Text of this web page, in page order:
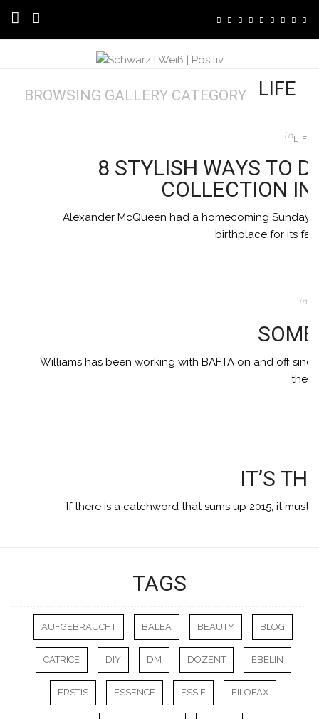
ÜBER MICH
STUDENTEN ABC | GLOSSAR
BROWSING GALLERY CATEGORY LIFE
inLIFE
8 STYLISH WAYS TO
COLLECTION
Alexander McQueen had a homecoming Sunday
birthplace for its fall
in
Williams has been working with BAFTA on and off
the
IT’S
If there is a catchword that sums up 2015, it must
TAGS
AUFGEBRAUCHT BALEA BEAUTY BLOG
CATRICE DIY DM DOZENT EBELIN
ERSTIS ESSENCE ESSIE FILOFAX